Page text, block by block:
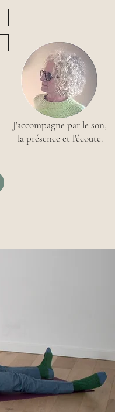
J'accompagne par le son,
la présence et l'écoute.